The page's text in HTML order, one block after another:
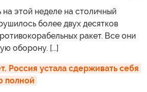
на этой неделе на столичный
более двух десятков
ракет. Все они
оборону. [...]
Россия устала сдерживать себя
полной